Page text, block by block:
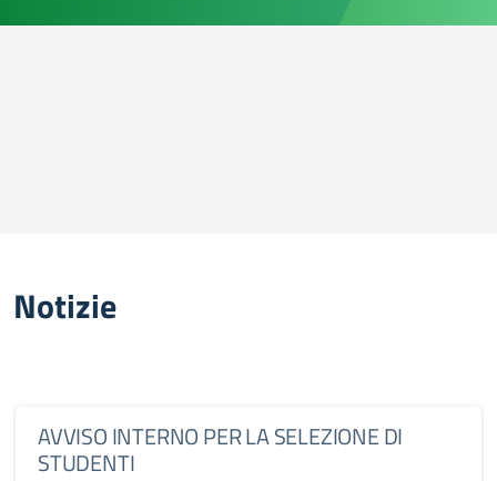
Notizie
AVVISO INTERNO PER LA SELEZIONE DI
STUDENTI